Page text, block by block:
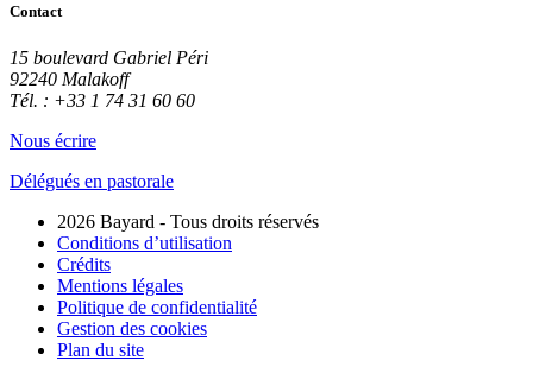
Contact
15 boulevard Gabriel Péri
92240 Malakoff
Tél. : +33 1 74 31 60 60
Nous écrire
Délégués en pastorale
2026 Bayard - Tous droits réservés
Conditions d’utilisation
Crédits
Mentions légales
Politique de confidentialité
Gestion des cookies
Plan du site